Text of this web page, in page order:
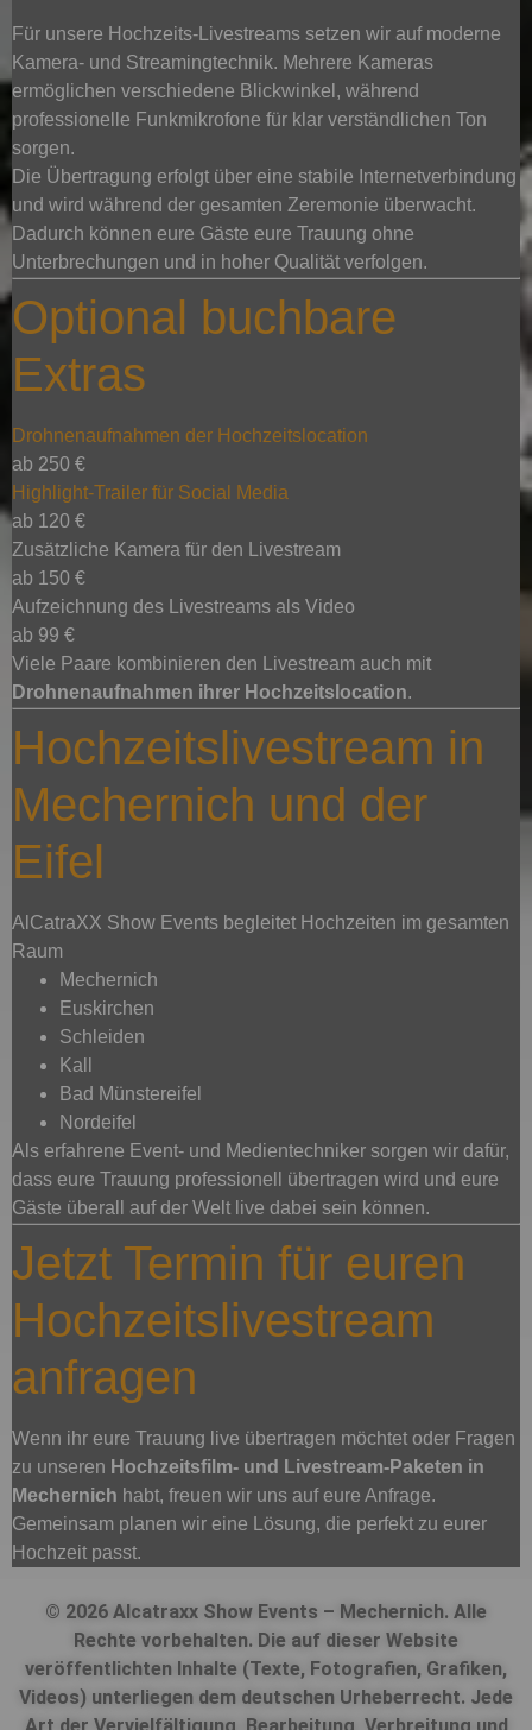
Für unsere Hochzeits-Livestreams setzen wir auf moderne
Kamera- und Streamingtechnik. Mehrere Kameras
ermöglichen verschiedene Blickwinkel, während
professionelle Funkmikrofone für klar verständlichen Ton
sorgen.
Die Übertragung erfolgt über eine stabile Internetverbindung
und wird während der gesamten Zeremonie überwacht.
Dadurch können eure Gäste eure Trauung ohne
Unterbrechungen und in hoher Qualität verfolgen.
Optional buchbare
Extras
Drohnenaufnahmen der Hochzeitslocation
ab 250 €
Highlight-Trailer für Social Media
ab 120 €
Zusätzliche Kamera für den Livestream
ab 150 €
Aufzeichnung des Livestreams als Video
ab 99 €
Viele Paare kombinieren den Livestream auch mit
Drohnenaufnahmen ihrer Hochzeitslocation.
Hochzeitslivestream in
Mechernich und der
Eifel
AlCatraXX Show Events begleitet Hochzeiten im gesamten
Raum
Mechernich
Euskirchen
Schleiden
Kall
Bad Münstereifel
Nordeifel
Als erfahrene Event- und Medientechniker sorgen wir dafür,
dass eure Trauung professionell übertragen wird und eure
Gäste überall auf der Welt live dabei sein können.
Jetzt Termin für euren
Hochzeitslivestream
anfragen
Wenn ihr eure Trauung live übertragen möchtet oder Fragen
zu unseren Hochzeitsfilm- und Livestream-Paketen in
Mechernich habt, freuen wir uns auf eure Anfrage.
Gemeinsam planen wir eine Lösung, die perfekt zu eurer
Hochzeit passt.
© 2026 Alcatraxx Show Events – Mechernich. Alle
Rechte vorbehalten. Die auf dieser Website
veröffentlichten Inhalte (Texte, Fotografien, Grafiken,
Videos) unterliegen dem deutschen Urheberrecht. Jede